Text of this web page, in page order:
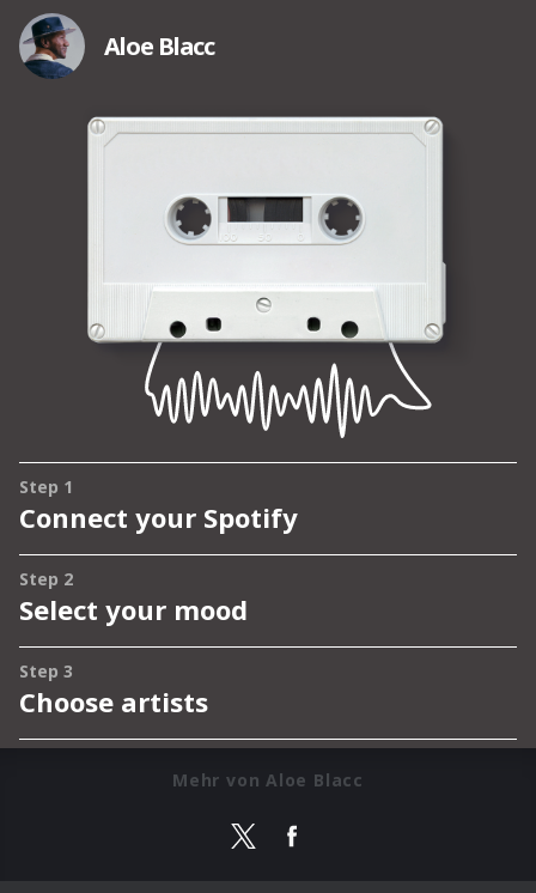
Mehr von Aloe Blacc